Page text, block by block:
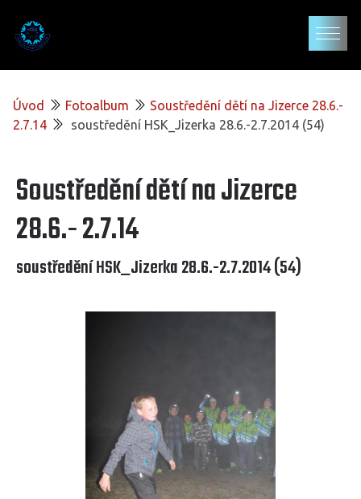
Úvod Fotoalbum
Soustředění dětí na Jizerce 28.6.-
2.7.14
soustředění HSK_Jizerka 28.6.-2.7.2014 (54)
Soustředění dětí na Jizerce
28.6.- 2.7.14
soustředění HSK_Jizerka 28.6.-2.7.2014 (54)